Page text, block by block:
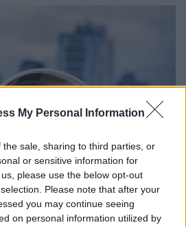
My Personal Information
sale, sharing to third parties, or
or sensitive information for
please use the below opt-out
Please note that after your
you may continue seeing
on personal information utilized by
a változás?